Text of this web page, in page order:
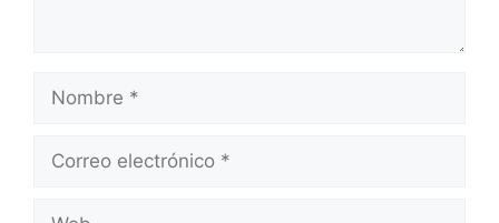
Nombre
Correo
Web